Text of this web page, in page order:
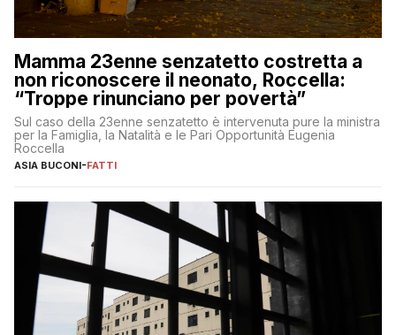
Mamma 23enne senzatetto costretta a
non riconoscere il neonato, Roccella:
“Troppe rinunciano per povertà”
Sul caso della 23enne senzatetto è intervenuta pure la ministra
per la Famiglia, la Natalità e le Pari Opportunità Eugenia
Roccella
ASIA BUCONI-FATTI